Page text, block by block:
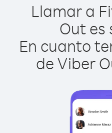
Llamar a
Out es
En cuanto
de Viber